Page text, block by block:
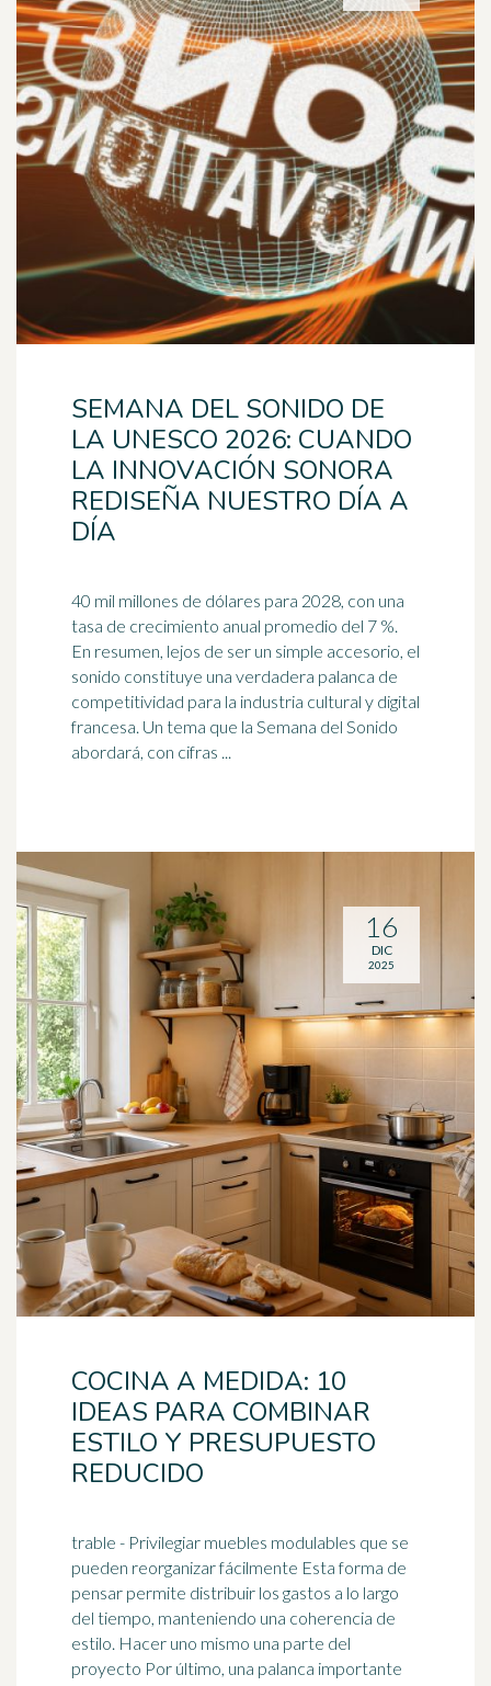
SEMANA DEL SONIDO DE
LA UNESCO 2026: CUANDO
LA INNOVACIÓN SONORA
REDISEÑA NUESTRO DÍA A
DÍA
40 mil millones de dólares para 2028, con una
tasa de crecimiento anual promedio del 7 %.
En resumen, lejos de ser un simple accesorio, el
sonido constituye una verdadera palanca de
competitividad para la industria cultural y digital
francesa. Un tema que la Semana del Sonido
abordará, con cifras ...
COCINA A MEDIDA: 10
IDEAS PARA COMBINAR
ESTILO Y PRESUPUESTO
REDUCIDO
trable - Privilegiar muebles modulables que se
pueden reorganizar fácilmente Esta forma de
pensar permite distribuir los gastos a lo largo
del tiempo, manteniendo una coherencia de
estilo. Hacer uno mismo una parte del
proyecto Por último, una palanca importante
16
DIC
2025